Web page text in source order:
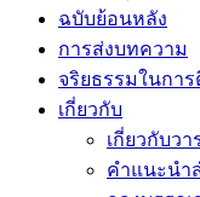
ฉบับย้อนหลัง
การส่งบทความ
จริยธรรมในกา
เกี่ยวกับ
เกี่ยวกับวา
คำแนะนำ